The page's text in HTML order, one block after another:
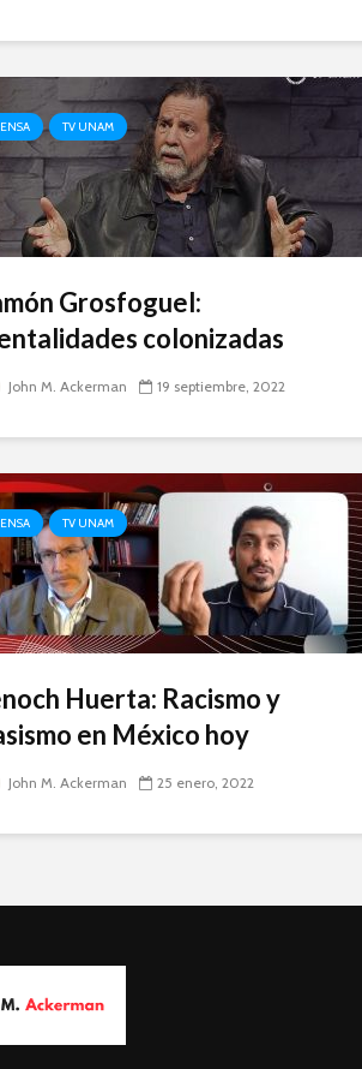
TV UNAM
Grosfoguel:
colonizadas
John M. Ackerman 19 septiembre, 2022
TV UNAM
Huerta: Racismo y
en México hoy
John M. Ackerman 25 enero, 2022